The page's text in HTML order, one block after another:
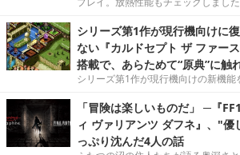
シリーズ第1作が現行機向けに
ない『カルドセプト ザ ファー
搭載で、あらためて“原典”に触
シリーズ第1作が現行機向けの新機能
「冒険は楽しいものだ」 ─『
ィ ヴァリアンツ ダフネ』、"優
っぷり沈んだ4人の話